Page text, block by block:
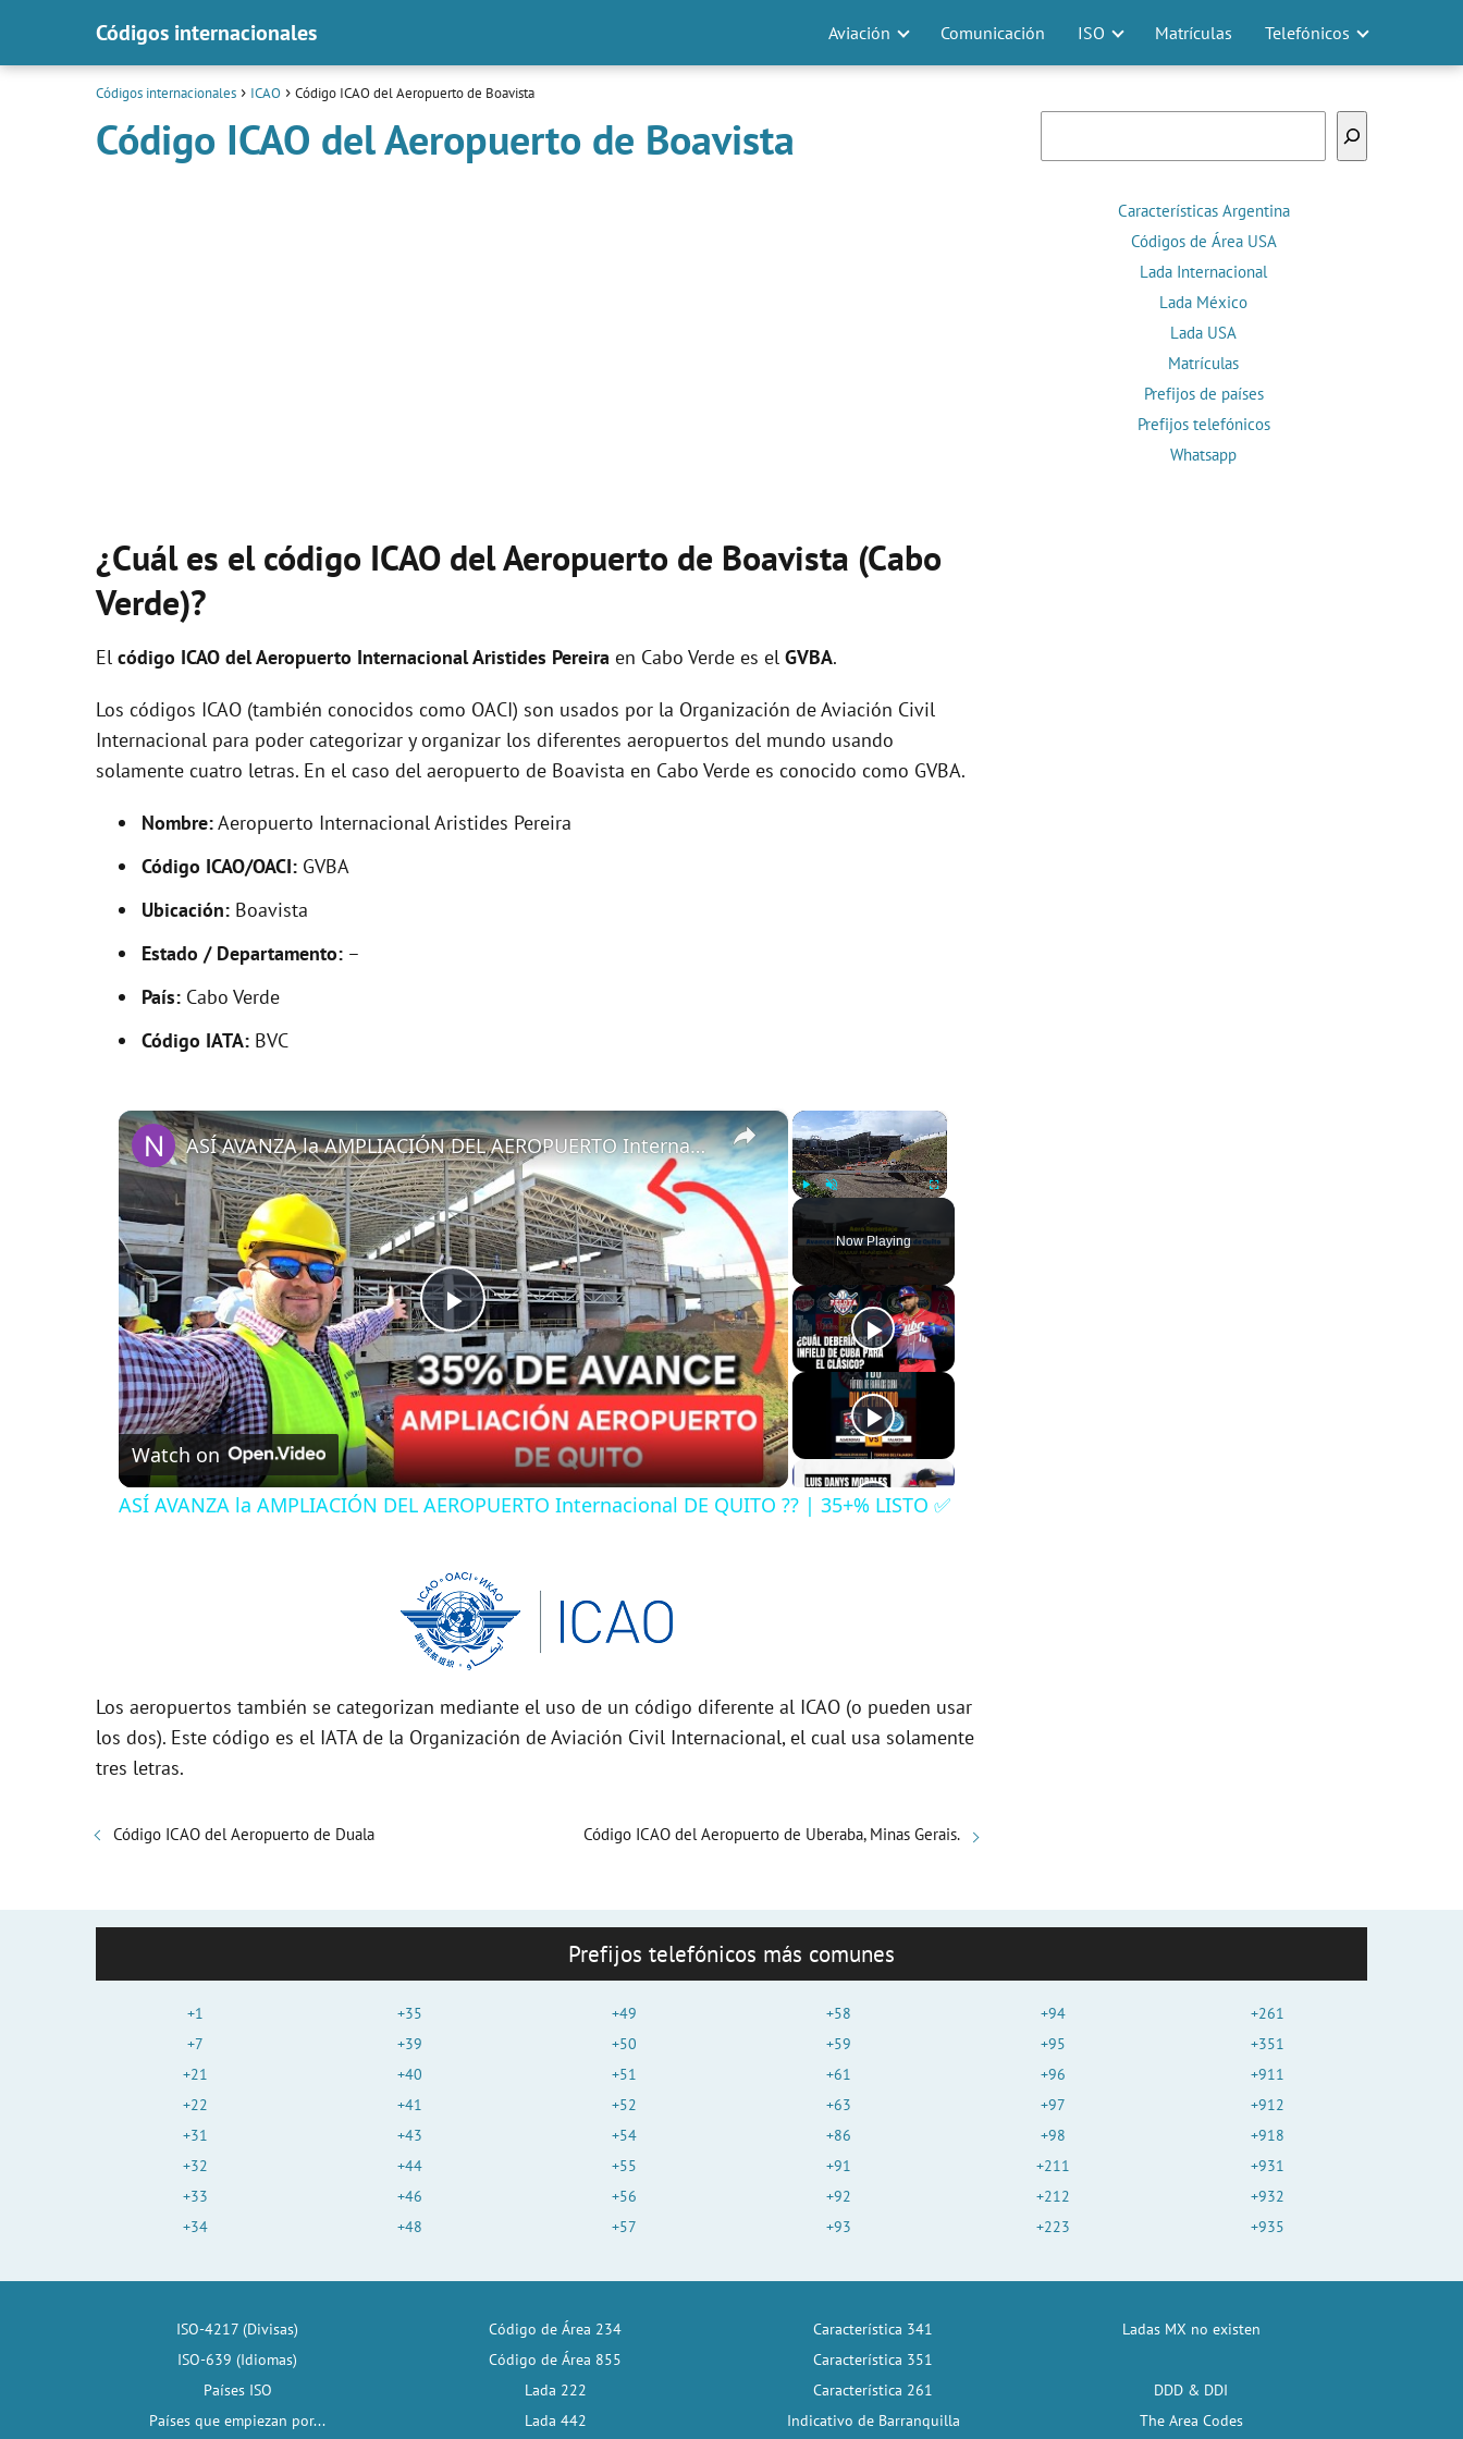
Códigos internacionales Aviación Comunicación ISO Matrículas Telefónicos
Códigos internacionales ICAO Código ICAO del Aeropuerto de Boavista
Código ICAO del Aeropuerto de Boavista
¿Cuál es el código ICAO del Aeropuerto de Boavista (Cabo
Verde)?
El código ICAO delAeropuerto Internacional Aristides Pereira en Cabo Verde es el GVBA.
Los códigos ICAO (también conocidos como OACI) son usados por la Organización de Aviación Civil
Internacional para poder categorizar y organizar los diferentes aeropuertos del mundo usando
solamente cuatro letras. En el caso del aeropuerto de Boavista en Cabo Verde es conocido como GVBA.
Nombre:Aeropuerto Internacional Aristides Pereira
Código ICAO/OACI: GVBA
Ubicación: Boavista
Estado / Departamento: –
País: Cabo Verde
Código IATA: BVC
×
Fullscreen
Now Playing
×
P
l
a
V
i
d
ASÍ AVANZA la AMPLIACIÓN DEL AEROPUERTO Internacional DE QUITO ?? | 35+% LISTO ✅
Watch on
ASÍ AVANZA la AMPLIACIÓN DEL AEROPUERTO Internacional DE QUITO ?? | 35+% LISTO ✅
Los aeropuertos también se categorizan mediante el uso de un código diferente al ICAO (o pueden usar
los dos). Este código es el IATA de la Organización de Aviación Civil Internacional, el cual usa solamente
tres letras.
Código ICAO del Aeropuerto de Duala Código ICAO del Aeropuerto de Uberaba, Minas Gerais.
Características Argentina
Códigos de Área USA
Lada Internacional
Lada México
Lada USA
Matrículas
Prefijos de países
Prefijos telefónicos
Whatsapp
Prefijos telefónicos más comunes
+1
+7
+21
+22
+31
+32
+33
+34
+35
+39
+40
+41
+43
+44
+46
+48
+49
+50
+51
+52
+54
+55
+56
+57
+58
+59
+61
+63
+86
+91
+92
+93
+94
+95
+96
+97
+98
+211
+212
+223
+261
+351
+911
+912
+918
+931
+932
+935
ISO-4217 (Divisas)
ISO-639 (Idiomas)
Países ISO
Países que empiezan por...
Código de Área 234
Código de Área 855
Lada 222
Lada 442
Característica 341
Característica 351
Característica 261
Indicativo de Barranquilla
Ladas MX no existen
DDD & DDI
The Area Codes